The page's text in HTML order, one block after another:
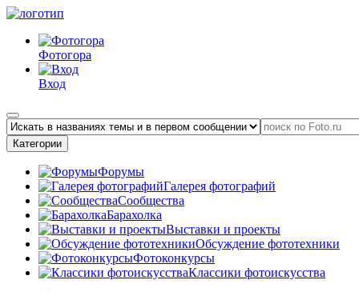
Фотогора
Вход
Категории
Форумы
Галерея фотографий
Сообщества
Барахолка
Выставки и проекты
Обсуждение фототехники
Фотоконкурсы
Классики фотоискусства